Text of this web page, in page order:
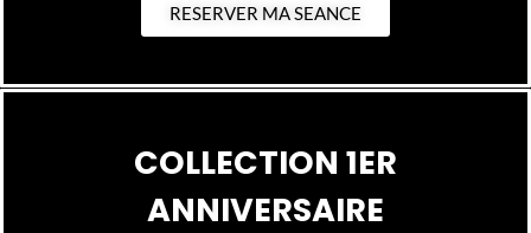
RESERVER MA SEANCE
COLLECTION 1ER
ANNIVERSAIRE